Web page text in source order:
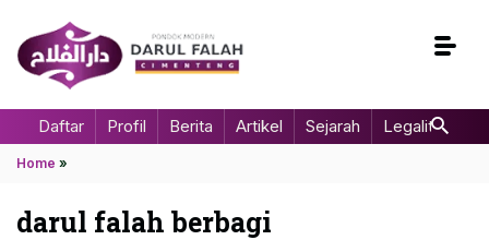
Daftar Profil Berita Artikel Sejarah Legalitas
Home »
darul falah berbagi